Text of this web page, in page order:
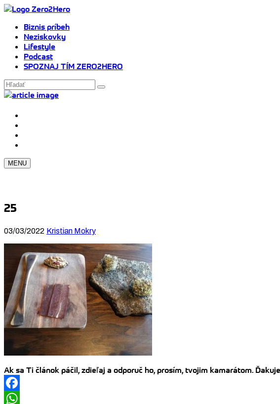
Biznis príbeh
Neziskovky
Lifestyle
Podcast
SPOZNAJ TÍM ZERO2HERO
MENU
25
03/03/2022 Kristian Mokry
Ak sa Ti článok páčil, zdieľaj a odporuč ho, prosím, tvojim kamarátom.
Facebook